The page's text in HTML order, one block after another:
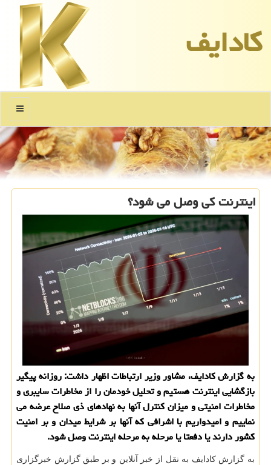
كادایف
منو
اینترنت کی وصل می شود؟
به گزارش کادایف، مشاور وزیر ارتباطات اظهار داشت: روزانه پیگیر
بازگشایی اینترنت هستیم و تحلیل خودمان را از مخاطرات سایبری و
مخاطرات امنیتی و میزان کنترل آنها به نهادهای ذی صلاح عرضه می
نماییم و امیدواریم با اشرافی که آنها بر شرایط میدان و بر امنیت
کشور دارند یا دفعتا یا مرحله به مرحله اینترنت وصل شود.
به گزارش کادایف به نقل از خبر آنلاین و بر طبق گزارش خبرگزاری